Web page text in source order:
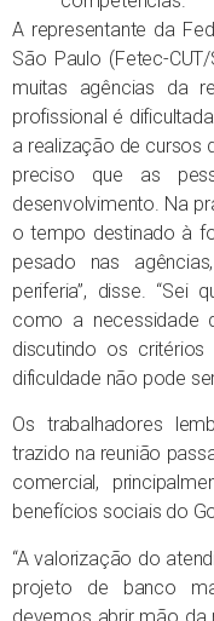
A representante da
São Paulo (Fetec-
muitas agências da
profissional é
a realização de cursos
preciso que as
desenvolvimento. Na
o tempo destinado à
pesado nas
periferia”, disse. “Sei
como a necessidade
discutindo os
dificuldade não pode
Os trabalhadores
trazido na reunião
comercial,
benefícios sociais do
“A valorização do
projeto de banco
devemos abrir mão da